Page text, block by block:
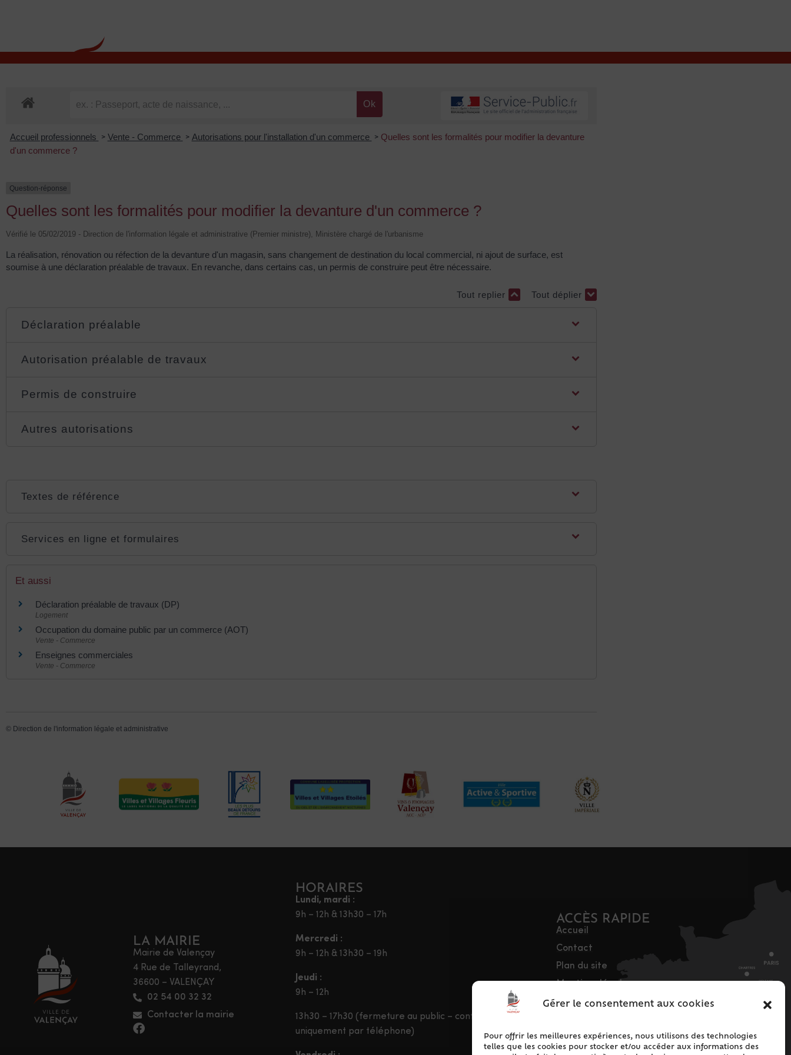
Gérer le consentement aux cookies
Pour offrir les meilleures expériences, nous utilisons des technologies
telles que les cookies pour stocker et/ou accéder aux informations des
Accueil professionnels > Vente - Commerce > Autorisations pour l'installation d'un commerce > Quelles sont les formalités pour modifier la devanture
d'un commerce ?
Question-réponse
Quelles sont les formalités pour modifier la devanture d'un commerce ?
Vérifié le 05/02/2019 - Direction de l'information légale et administrative (Premier ministre), Ministère chargé de l'urbanisme
La réalisation, rénovation ou réfection de la devanture d'un magasin, sans changement de destination du local commercial, ni ajout de surface, est
soumise à une déclaration préalable de travaux. En revanche, dans certains cas, un permis de construire peut être nécessaire.
Tout replier Tout déplier
Déclaration préalable
Autorisation préalable de travaux
Permis de construire
Autres autorisations
Textes de référence
Services en ligne et formulaires
Et aussi
Déclaration préalable de travaux (DP)
Logement
Occupation du domaine public par un commerce (AOT)
Vente - Commerce
Enseignes commerciales
Vente - Commerce
© Direction de l'information légale et administrative
LA MAIRIE
Mairie de Valençay
4 Rue de Talleyrand,
36600 – VALENÇAY
02 54 00 32 32
Contacter la mairie
HORAIRES
Lundi, mardi :
9h – 12h & 13h30 – 17h
Mercredi :
9h – 12h & 13h30 – 19h
Jeudi :
9h – 12h
13h30 – 17h30 (fermeture au public – contact
uniquement par téléphone)
ACCÈS RAPIDE
Accueil
Contact
Plan du site
Mentions légales
Traitement des
Politique de cookies
(UE)